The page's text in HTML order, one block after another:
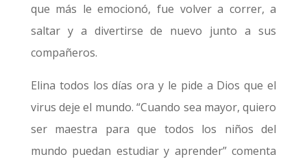
que más le emocionó, fue volver a correr, a
saltar y a divertirse de nuevo junto a sus
compañeros.
Elina todos los días ora y le pide a Dios que el
virus deje el mundo. “Cuando sea mayor, quiero
ser maestra para que todos los niños del
mundo puedan estudiar y aprender” comenta